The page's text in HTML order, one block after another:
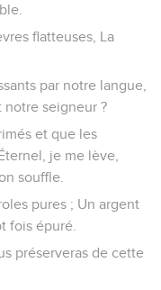
flatteuses, La
par notre langue,
notre seigneur ?
et que les
je me lève,
souffle.
pures ; Un argent
fois épuré.
préserveras de cette